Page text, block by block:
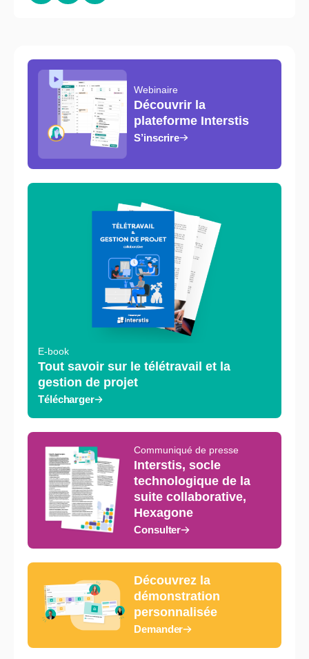
Webinaire
Découvrir la
plateforme Interstis
S’inscrire
E-book
Tout savoir sur le télétravail et la
gestion de projet
Télécharger
Communiqué de presse
Interstis, socle
technologique de la
suite collaborative,
Hexagone
Consulter
Découvrez la
démonstration
personnalisée
Demander